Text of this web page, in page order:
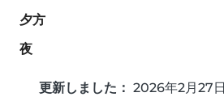
夕方
夜
更新しました： 2026年2月27日